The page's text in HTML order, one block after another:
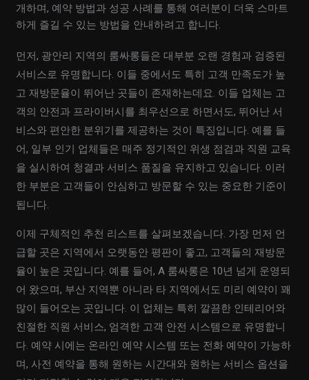
개하며, 예약 방법과 성공 사례를 통해 여러분이 더욱 스마트
하게 즐길 수 있는 방법을 안내하려고 합니다.
먼저, 광안리 지역의 룸싸롱들은 대부분 오랜 경험과 검증된
서비스로 유명합니다. 이들 중에서도 특히 고객 만족도가 높
고 재방문율이 뛰어난 곳들이 존재하는데요. 이들 업체는 고
객의 안전과 프라이버시를 최우선으로 하면서도, 뛰어난 서
비스와 편안한 분위기를 제공하는 것이 특징입니다. 예를 들
어, 일부 인기 업체들은 매주 정기적인 위생 점검과 직원 교육
을 실시하여 청결과 서비스 품질을 유지하고 있습니다. 이러
한 부분은 고객들이 안심하고 방문할 수 있는 중요한 기준이
됩니다.
이제 구체적인 추천 리스트를 살펴보겠습니다. 가장 먼저 언
급할 곳은 지역에서 오랫동안 평판이 좋고, 고객들의 재방문
율이 높은 곳입니다. 예를 들어, A 룸싸롱은 10년 넘게 운영되
어 왔으며, 부산 지역뿐 아니라 타 지역에서도 미리 예약이 꽤
많이 들어오는 곳입니다. 이 업체는 특히 깔끔한 인테리어와
친절한 직원 서비스, 엄격한 고객 안전 시스템으로 유명합니
다. 예약 시에는 온라인 예약 시스템 또는 전화 예약이 가능하
며, 사전 예약을 통해 원하는 시간대와 원하는 서비스 옵션을